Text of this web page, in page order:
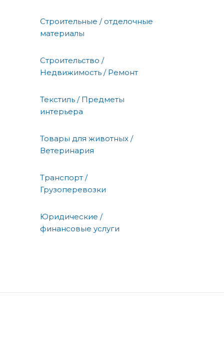
Строительные / отделочные
материалы
Строительство /
Недвижимость / Ремонт
Текстиль / Предметы
интерьера
Товары для животных /
Ветеринария
Транспорт /
Грузоперевозки
Юридические /
финансовые услуги